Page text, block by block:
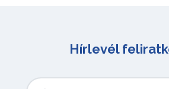
Hírlevél